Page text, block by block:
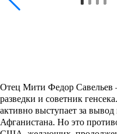
Отец Мити Федор Савельев
разведки и советник
активно выступает за вывод
Афганистана. Но это